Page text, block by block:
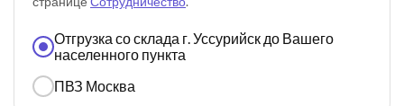
Отгрузка со склада г. Уссурийск до Вашего
населенного пункта
ПВЗ Москва